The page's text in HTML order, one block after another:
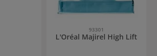
93301
L'Oréal Majirel High Lift